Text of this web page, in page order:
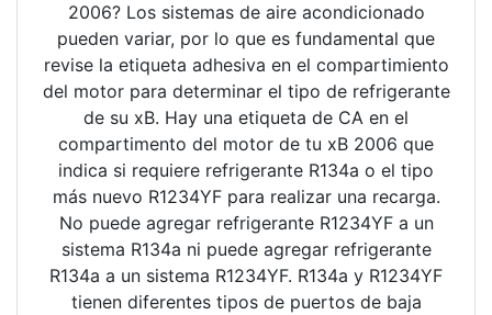
2006? Los sistemas de aire acondicionado
pueden variar, por lo que es fundamental que
revise la etiqueta adhesiva en el compartimiento
del motor para determinar el tipo de refrigerante
de su xB. Hay una etiqueta de CA en el
compartimento del motor de tu xB 2006 que
indica si requiere refrigerante R134a o el tipo
más nuevo R1234YF para realizar una recarga.
No puede agregar refrigerante R1234YF a un
sistema R134a ni puede agregar refrigerante
R134a a un sistema R1234YF. R134a y R1234YF
tienen diferentes tipos de puertos de baja